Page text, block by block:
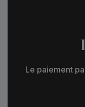
Le paiement